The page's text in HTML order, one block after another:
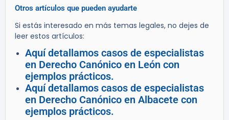
Otros artículos que pueden ayudarte
Si estás interesado en más temas legales, no dejes de
leer estos artículos:
Aquí detallamos casos de especialistas
en Derecho Canónico en León con
ejemplos prácticos.
Aquí detallamos casos de especialistas
en Derecho Canónico en Albacete con
ejemplos prácticos.